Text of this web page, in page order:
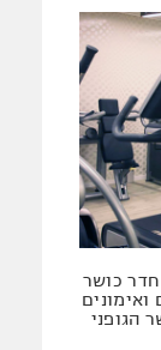
כושר
הגופני